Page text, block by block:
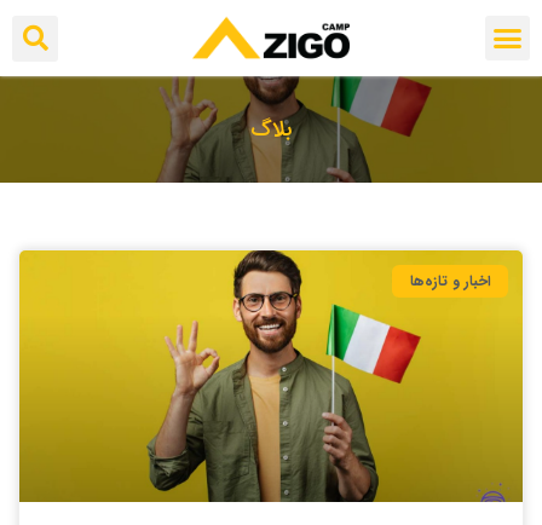
بلاگ
اخبار و تازه‌ها